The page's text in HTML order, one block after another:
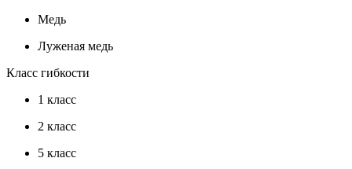
Медь
Луженая медь
Класс гибкости
1 класс
2 класс
5 класс